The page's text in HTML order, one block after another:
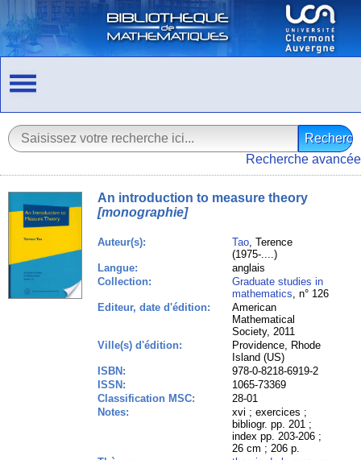
Recherche avancée
An introduction to measure theory
[monographie]
Auteur(s): Tao, Terence
(1975-....)
Langue:
anglais
Collection:
Graduate studies in
mathematics, n° 126
Editeur, date d'édition:
American
Mathematical
Society, 2011
Ville(s) d'édition:
Providence, Rhode
Island (US)
ISBN:
978-0-8218-6919-2
ISSN:
1065-73369
Classification MSC:
28-01
Notes:
xvi ; exercices ;
bibliogr. pp. 201 ;
index pp. 203-206 ;
26 cm ; 206 p.